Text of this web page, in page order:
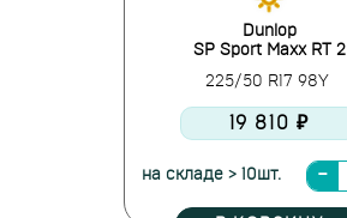
Dunlop
SP Sport Maxx RT 2
225/50 R17 98Y
19 810 ₽
на складе > 10шт.